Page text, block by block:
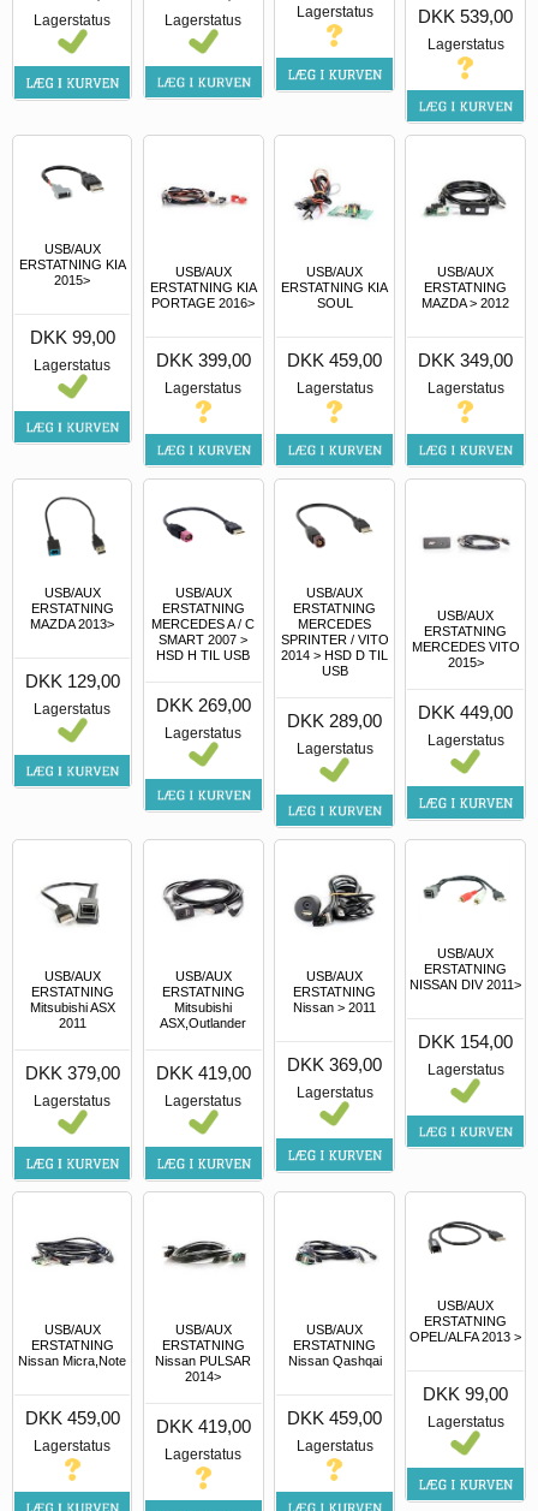
Lagerstatus Lagerstatus Lagerstatus DKK 539,00
Lagerstatus
USB/AUX
ERSTATNING KIA
2015>
DKK 99,00
Lagerstatus
USB/AUX
ERSTATNING KIA
PORTAGE 2016>
DKK 399,00
Lagerstatus
USB/AUX
ERSTATNING KIA
SOUL
DKK 459,00
Lagerstatus
USB/AUX
ERSTATNING
MAZDA > 2012
DKK 349,00
Lagerstatus
USB/AUX
ERSTATNING
MAZDA 2013>
DKK 129,00
Lagerstatus
USB/AUX
ERSTATNING
MERCEDES A / C
SMART 2007 >
HSD H TIL USB
DKK 269,00
Lagerstatus
USB/AUX
ERSTATNING
MERCEDES
SPRINTER / VITO
2014 > HSD D TIL
USB
DKK 289,00
Lagerstatus
USB/AUX
ERSTATNING
MERCEDES VITO
2015>
DKK 449,00
Lagerstatus
USB/AUX
ERSTATNING
Mitsubishi ASX
2011
DKK 379,00
Lagerstatus
USB/AUX
ERSTATNING
Mitsubishi
ASX,Outlander
DKK 419,00
Lagerstatus
USB/AUX
ERSTATNING
Nissan > 2011
DKK 369,00
Lagerstatus
USB/AUX
ERSTATNING
NISSAN DIV 2011>
DKK 154,00
Lagerstatus
USB/AUX
ERSTATNING
Nissan Micra,Note
DKK 459,00
Lagerstatus
USB/AUX
ERSTATNING
Nissan PULSAR
2014>
DKK 419,00
Lagerstatus
USB/AUX
ERSTATNING
Nissan Qashqai
DKK 459,00
Lagerstatus
USB/AUX
ERSTATNING
OPEL/ALFA 2013 >
DKK 99,00
Lagerstatus